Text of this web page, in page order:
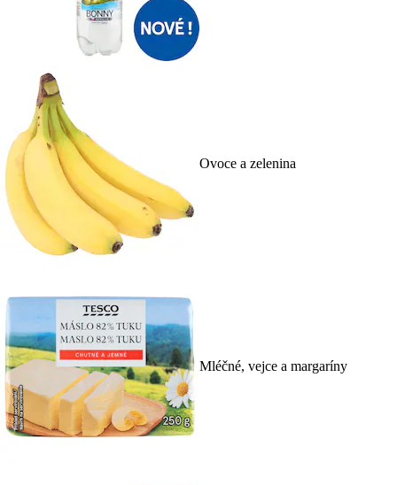
Ovoce a zelenina
Mléčné, vejce a margaríny